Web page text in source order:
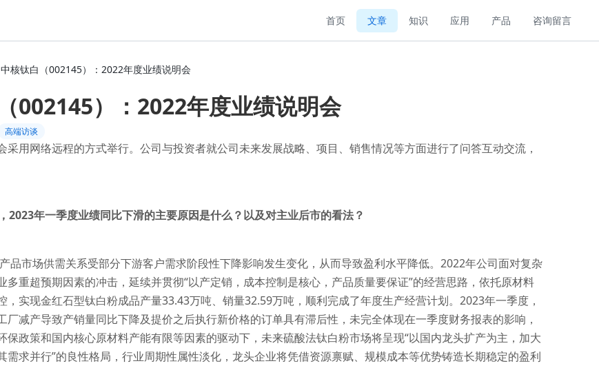
首页 文章 知识 应用 产品 咨询留言
中核钛白（002145）：2022年度业绩说明会
002145）：2022年度业绩说明会
高端访谈
采用网络远程的方式举行。公司与投资者就公司未来发展战略、项目、销售情况等方面进行了问答互动交流，
2023年一季度业绩同比下滑的主要原因是什么？以及对主业后市的看法？
品市场供需关系受部分下游客户需求阶段性下降影响发生变化，从而导致盈利水平降低。2022年公司面对复杂
多重超预期因素的冲击，延续并贯彻“以产定销，成本控制是核心，产品质量要保证”的经营思路，依托原材料
，实现金红石型钛白粉成品产量33.43万吨、销量32.59万吨，顺利完成了年度生产经营计划。2023年一季度，
厂减产导致产销量同比下降及提价之后执行新价格的订单具有滞后性，未完全体现在一季度财务报表的影响，
保政策和国内核心原材料产能有限等因素的驱动下，未来硫酸法钛白粉市场将呈现“以国内龙头扩产为主，加大
需求并行”的良性格局，行业周期性属性淡化，龙头企业将凭借资源禀赋、规模成本等优势铸造长期稳定的盈利